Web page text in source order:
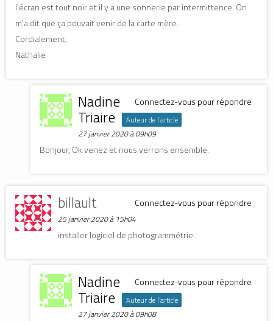
l’écran est tout noir et il y a une sonnerie par intermittence. On
m’a dit que ça pouvait venir de la carte mère.
Cordialement,
Nathalie
Connectez-vous pour répondre
Nadine
Triaire Auteur de l’article
27 janvier 2020 à 09h09
Bonjour, Ok venez et nous verrons ensemble.
Connectez-vous pour répondre
billault
25 janvier 2020 à 15h04
installer logiciel de photogrammétrie.
Connectez-vous pour répondre
Nadine
Triaire Auteur de l’article
27 janvier 2020 à 09h08